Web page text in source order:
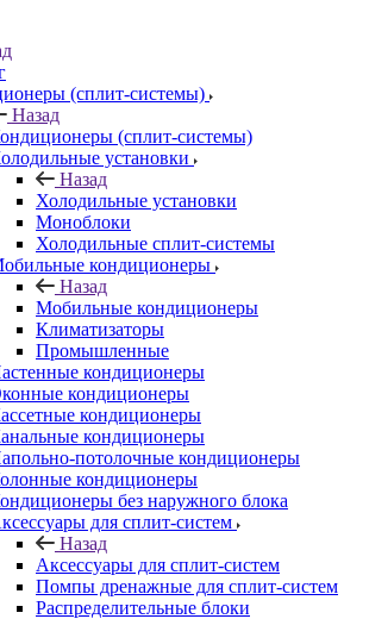
(сплит-системы)
Назад
(сплит-системы)
установки
Назад
Холодильные установки
Моноблоки
Холодильные сплит-системы
кондиционеры
Назад
Мобильные кондиционеры
Климатизаторы
Промышленные
кондиционеры
кондиционеры
кондиционеры
кондиционеры
потолочные кондиционеры
кондиционеры
без наружного блока
для сплит-систем
Назад
Аксессуары для сплит-систем
Помпы дренажные для сплит-систем
Распределительные блоки